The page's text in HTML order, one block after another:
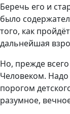
Беречь его и
было
того, как
дальнейшая
Но, прежде
Человеком. Надо
порогом
разумное,